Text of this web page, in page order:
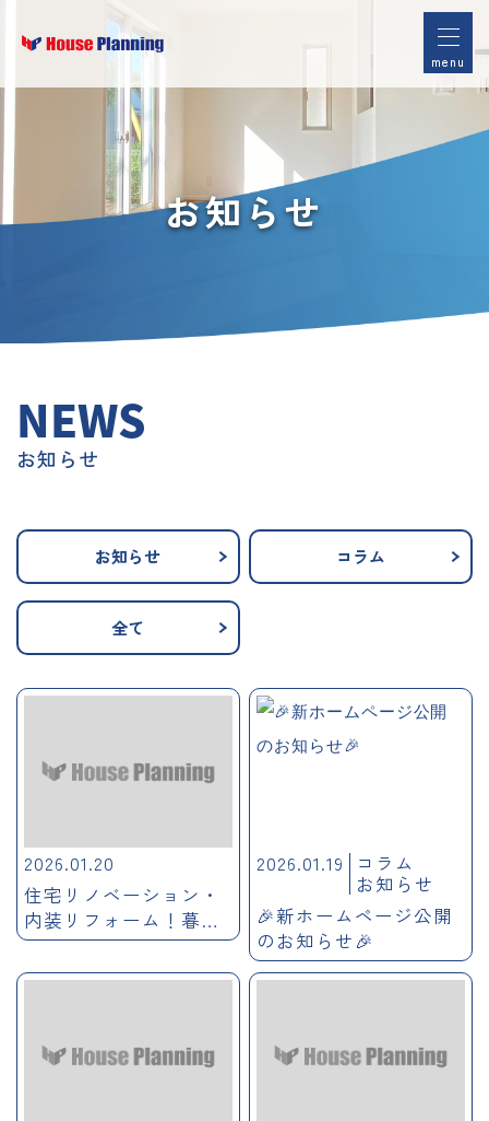
お知らせ
menu
NEWS
お知らせ
お知らせ コラム
全て
2026.01.20
住宅リノベーション・
内装リフォーム！暮ら
しを整える“3つの解決
法”
2026.01.19 コラム
お知らせ
🎉新ホームページ公開
のお知らせ🎉